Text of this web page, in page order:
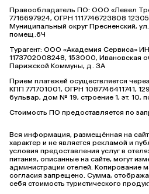
Правообладатель ПО: ООО «Левел
7716697924, ОГРН 1117746723808
Муниципальный округ Пресненский,
помещ.6Ч
Турагент: ООО «Академия Сервиса»
1173702008248, 153000, Ивановская
Парижской Коммуны, д. ЗА
Прием платежей осуществляется
КПП 771701001, ОГРН 1087746411741,
бульвар, дом № 19, строение 1, эт. 10,
Стоимость ПО предоставляется по
Вся информация, размещённая на
характер и не является рекламой и
условия предоставления услуг в
питания, описанные на сайте, могут
администрации отелей. Копирование
согласия запрещено. Сумма,
себя стоимость туристического